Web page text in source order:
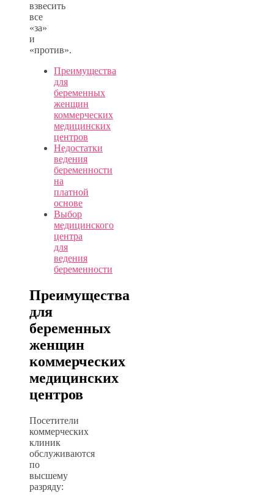
взвесить
все
«за»
и
«против».
Преимущества
для
беременных
женщин
коммерческих
медицинских
центров
Недостатки
ведения
беременности
на
платной
основе
Выбор
медицинского
центра
для
ведения
беременности
Преимущества
для
беременных
женщин
коммерческих
медицинских
центров
Посетители
коммерческих
клиник
обслуживаются
по
высшему
разряду: